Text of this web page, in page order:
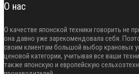
О нас
О качестве японской техники говорить не
она давно уже зарекомендовала себя.
своим клиентам большой выбор крановых
ценовой категории, учитывая все ваши
также японскую и европейскую